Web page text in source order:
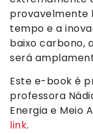
provavelmente
tempo e a
baixo carbono,
será
Este e-book é
professora
Energia e Meio
link.